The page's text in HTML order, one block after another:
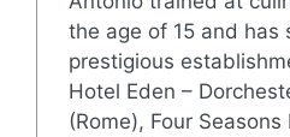
the age of 15 and has
prestigious
Hotel Eden –
(Rome), Four